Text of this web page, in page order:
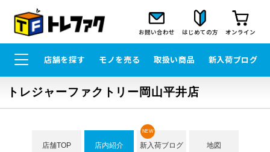
お問い合わせ はじめての方 オンライン
店舗を探す モノを売る 取扱い商品 新入荷ブログ
トレジャーファクトリー岡山平井店
店舗TOP 店内紹介 新入荷ブログ
NEW
地図